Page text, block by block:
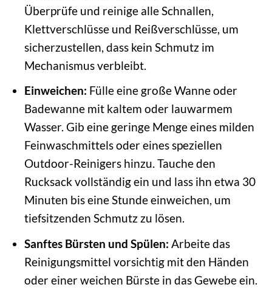
Überprüfe und reinige alle Schnallen,
Klettverschlüsse und Reißverschlüsse, um
sicherzustellen, dass kein Schmutz im
Mechanismus verbleibt.
Einweichen: Fülle eine große Wanne oder
Badewanne mit kaltem oder lauwarmem
Wasser. Gib eine geringe Menge eines milden
Feinwaschmittels oder eines speziellen
Outdoor-Reinigers hinzu. Tauche den
Rucksack vollständig ein und lass ihn etwa 30
Minuten bis eine Stunde einweichen, um
tiefsitzenden Schmutz zu lösen.
Sanftes Bürsten und Spülen: Arbeite das
Reinigungsmittel vorsichtig mit den Händen
oder einer weichen Bürste in das Gewebe ein.